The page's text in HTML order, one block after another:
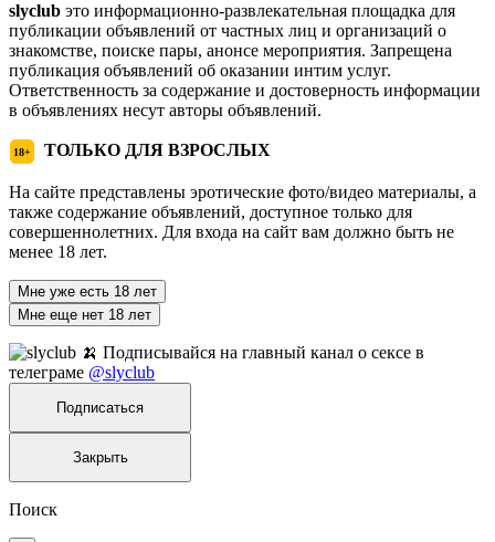
slyclub это информационно-развлекательная площадка для
публикации объявлений от частных лиц и организаций о
знакомстве, поиске пары, анонсе мероприятия. Запрещена
публикация объявлений об оказании интим услуг.
Ответственность за содержание и достоверность информации
в объявлениях несут авторы объявлений.
18+ ТОЛЬКО ДЛЯ ВЗРОСЛЫХ
На сайте представлены эротические фото/видео материалы, а
также содержание объявлений, доступное только для
совершеннолетних. Для входа на сайт вам должно быть не
менее 18 лет.
Мне уже есть 18 лет
Мне еще нет 18 лет
🍌 Подписывайся на главный канал о сексе в
телеграме @slyclub
Подписаться
Закрыть
Поиск